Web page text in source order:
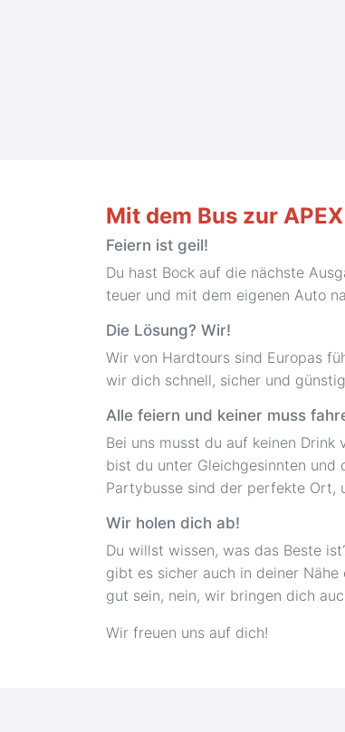
Mit dem Bus zur APEX
Feiern ist geil!
Du hast Bock auf die nächste
teuer und mit dem eigenen Auto
Die Lösung? Wir!
Wir von Hardtours sind Europas
wir dich schnell, sicher und
Alle feiern und keiner muss
Bei uns musst du auf keinen Drink
bist du unter Gleichgesinnten und
Partybusse sind der perfekte Ort,
Wir holen dich ab!
Du willst wissen, was das Beste
gibt es sicher auch in deiner
gut sein, nein, wir bringen dich
Wir freuen uns auf dich!